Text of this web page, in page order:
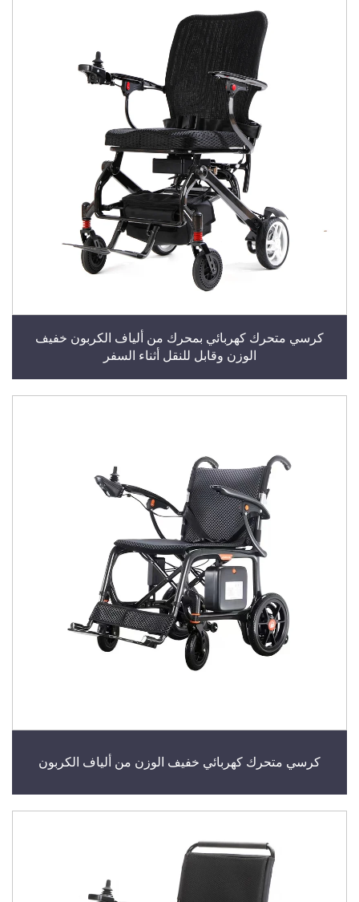
كرسي متحرك كهربائي بمحرك من ألياف الكربون خفيف
الوزن وقابل للنقل أثناء السفر
كرسي متحرك كهربائي خفيف الوزن من ألياف الكربون